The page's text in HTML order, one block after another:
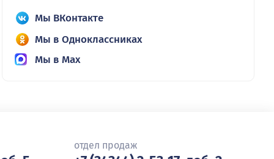
Мы ВКонтакте
Мы в Одноклассниках
Мы в Max
отдел продаж